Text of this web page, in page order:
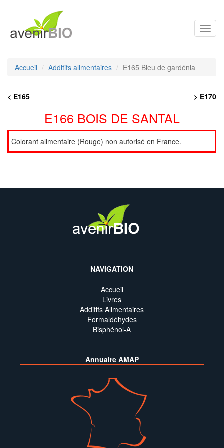
Accueil Additifs alimentaires E165 Bleu de gardénia
< E165 > E170
E166 BOIS DE SANTAL
Colorant alimentaire (Rouge) non autorisé en France.
NAVIGATION
Accueil
Livres
Additifs Alimentaires
Formaldéhydes
Bisphénol-A
Annuaire AMAP